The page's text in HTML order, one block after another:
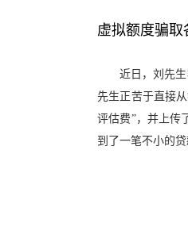
虚拟额度骗取
近日，刘先
先生正苦于直接
评估费”，并上传
到了一笔不小的贷